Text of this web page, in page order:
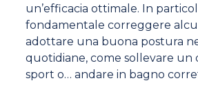
un’efficacia ottimale. In
fondamentale correggere
adottare una buona postura
quotidiane, come sollevare un
sport o… andare in bagno